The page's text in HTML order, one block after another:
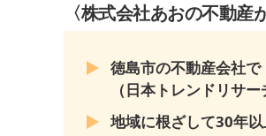
〈株式会社あおの不動産
徳島市の不動産会社
（日本トレンドリサ
地域に根ざして30年